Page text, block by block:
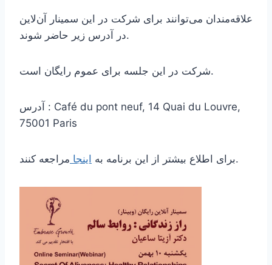
علاقه‌مندان می‌توانند برای شرکت در این سمینار آن‌لاین
در آدرس زیر حاضر شوند.
شرکت در این جلسه برای عموم رایگان است.
آدرس : Café du pont neuf, 14 Quai du Louvre,
75001 Paris
برای اطلاع بیشتر از این برنامه به اینجا مراجعه کنند.